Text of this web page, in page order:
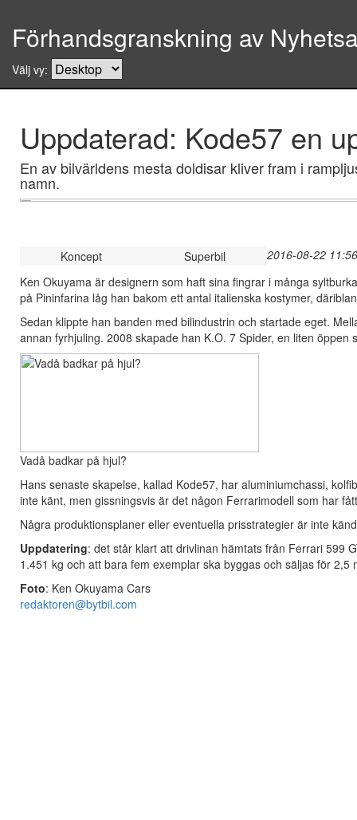
Förhandsgranskning av
Välj vy:
Uppdaterad: Kode57 en
En av bilvärldens mesta doldisar kliver fram i
namn.
2016-08-22
Koncept
Superbil
Ken Okuyama är designern som haft sina fingrar i många
på Pininfarina låg han bakom ett antal italienska kostymer,
Sedan klippte han banden med bilindustrin och startade eget.
annan fyrhjuling. 2008 skapade han K.O. 7 Spider, en liten
Vadå badkar på hjul?
Hans senaste skapelse, kallad Kode57, har aluminiumchassi,
inte känt, men gissningsvis är det någon Ferrarimodell som har
Några produktionsplaner eller eventuella prisstrategier är inte
Uppdatering: det står klart att drivlinan hämtats från Ferrari 599
1.451 kg och att bara fem exemplar ska byggas och säljas för 2,5
Foto: Ken Okuyama Cars
redaktoren@bytbil.com